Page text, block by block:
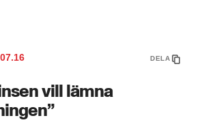
07.16 DELA
vill lämna